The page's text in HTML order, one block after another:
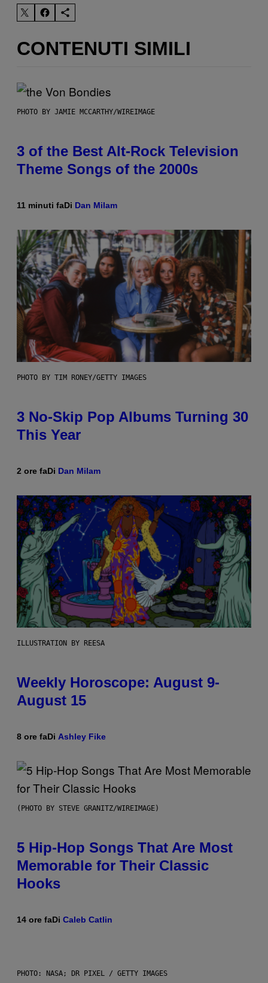
CONTENUTI SIMILI
PHOTO BY JAMIE MCCARTHY/WIREIMAGE
3 of the Best Alt-Rock Television
Theme Songs of the 2000s
11 minuti faDi Dan Milam
PHOTO BY TIM RONEY/GETTY IMAGES
3 No-Skip Pop Albums Turning 30
This Year
2 ore faDi Dan Milam
ILLUSTRATION BY REESA
Weekly Horoscope: August 9-
August 15
8 ore faDi Ashley Fike
(PHOTO BY STEVE GRANITZ/WIREIMAGE)
5 Hip-Hop Songs That Are Most
Memorable for Their Classic
Hooks
14 ore faDi Caleb Catlin
PHOTO: NASA; DR PIXEL / GETTY IMAGES